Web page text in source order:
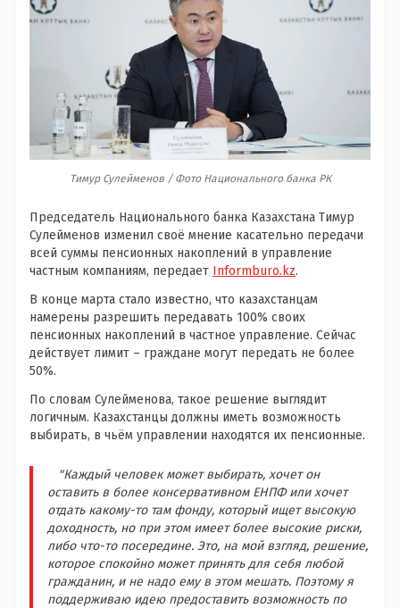
Тимур Сулейменов / Фото Национального банка РК
Председатель Национального банка Казахстана Тимур
Сулейменов изменил своё мнение касательно передачи
всей суммы пенсионных накоплений в управление
частным компаниям, передает Informburo.kz.
В конце марта стало известно, что казахстанцам
намерены разрешить передавать 100% своих
пенсионных накоплений в частное управление. Сейчас
действует лимит – граждане могут передать не более
50%.
По словам Сулейменова, такое решение выглядит
логичным. Казахстанцы должны иметь возможность
выбирать, в чьём управлении находятся их пенсионные.
"Каждый человек может выбирать, хочет он
оставить в более консервативном ЕНПФ или хочет
отдать какому-то там фонду, который ищет высокую
доходность, но при этом имеет более высокие риски,
либо что-то посередине. Это, на мой взгляд, решение,
которое спокойно может принять для себя любой
гражданин, и не надо ему в этом мешать. Поэтому я
поддерживаю идею предоставить возможность по